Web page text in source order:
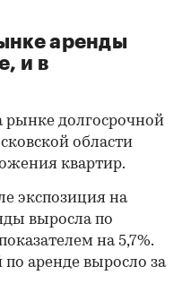
аренды
и в
долгосрочной
области
квартир.
экспозиция на
выросла по
на 5,7%.
аренде выросло за